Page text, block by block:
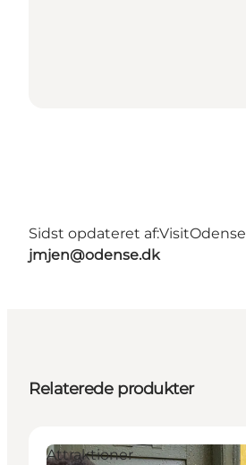
Sidst opdateret af:VisitOdense
jmjen@odense.dk
Relaterede produkter
Attraktioner